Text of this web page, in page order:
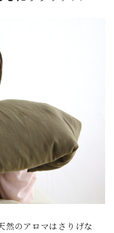
然のアロマはさりげな